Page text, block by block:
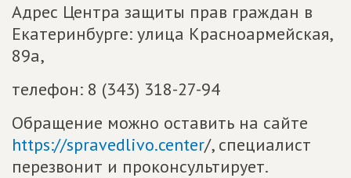
Адрес Центра защиты прав граждан в
Екатеринбурге: улица Красноармейская,
89а,
телефон: 8 (343) 318-27-94
Обращение можно оставить на сайте
https://spravedlivo.center/, специалист
перезвонит и проконсультирует.